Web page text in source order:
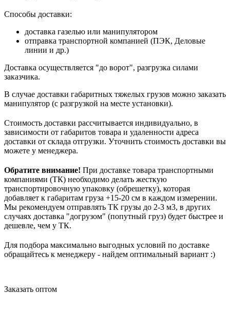
Способы доставки:
доставка газелью или манипулятором
отправка транспортной компанией (ПЭК, Деловые
линии и др.)
Доставка осуществляется "до ворот", разгрузка силами
заказчика.
В случае доставки габаритных тяжелых грузов можно заказать
манипулятор (с разгрузкой на месте установки).
Стоимость доставки рассчитывается индивидуально, в
зависимости от габаритов товара и удаленности адреса
доставки от склада отгрузки. Уточнить стоимость доставки вы
можете у менеджера.
Обратите внимание! При доставке товара транспортными
компаниями (ТК) необходимо делать жесткую
транспортировочную упаковку (обрешетку), которая
добавляет к габаритам груза +15-20 см в каждом измерении.
Мы рекомендуем отправлять ТК грузы до 2-3 м3, в других
случаях доставка "догрузом" (попутный груз) будет быстрее и
дешевле, чем у ТК.
Для подбора максимально выгодных условий по доставке
обращайтесь к менеджеру - найдем оптимальный вариант :)
Заказать оптом